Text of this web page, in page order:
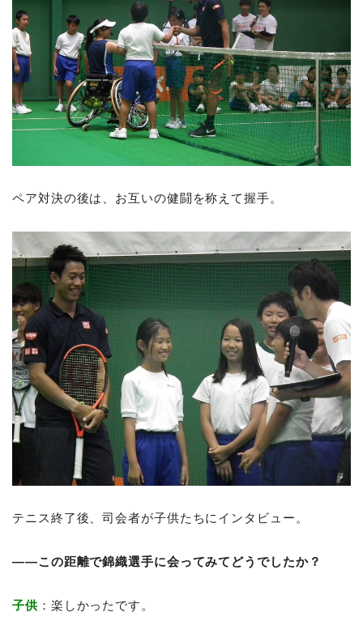
ペア対決の後は、お互いの健闘を称えて握手。
テニス終了後、司会者が子供たちにインタビュー。
――この距離で錦織選手に会ってみてどうでしたか？
子供：楽しかったです。